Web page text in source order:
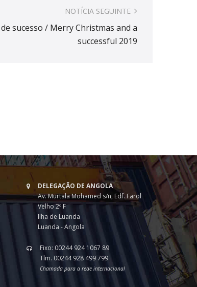
NOTÍCIA SEGUINTE
sucesso / Merry Christmas and a
successful 2019
DELEGAÇÃO DE ANGOLA
Av. Murtala Mohamed s/n, Edf. Farol
Velho 2º F
Ilha de Luanda
Luanda - Angola
Fixo: 00244 924 1067 89
Tlm. 00244 928 499 799
Chamada para a rede internacional